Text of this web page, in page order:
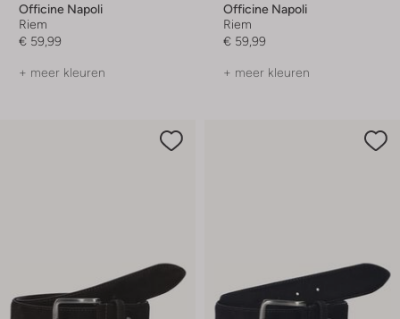
Officine Napoli
Riem
€ 59,99
+ meer kleuren
Officine Napoli
Riem
€ 59,99
+ meer kleuren